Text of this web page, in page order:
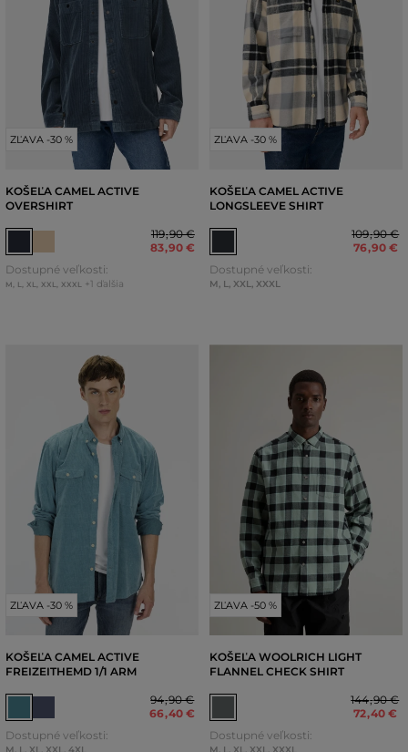
ZĽAVA -30 %
KOŠEĽA CAMEL ACTIVE
OVERSHIRT
119,90 €
83,90 €
Dostupné veľkosti:
M L XL XXL XXXL +1 ďalšia
ZĽAVA -30 %
KOŠEĽA CAMEL ACTIVE
LONGSLEEVE SHIRT
109,90 €
76,90 €
Dostupné veľkosti:
M, L, XXL, XXXL
ZĽAVA -30 %
KOŠEĽA CAMEL ACTIVE
FREIZEITHEMD 1/1 ARM
94,90 €
66,40 €
Dostupné veľkosti:
ZĽAVA -50 %
KOŠEĽA WOOLRICH LIGHT
FLANNEL CHECK SHIRT
144,90 €
72,40 €
Dostupné veľkosti: